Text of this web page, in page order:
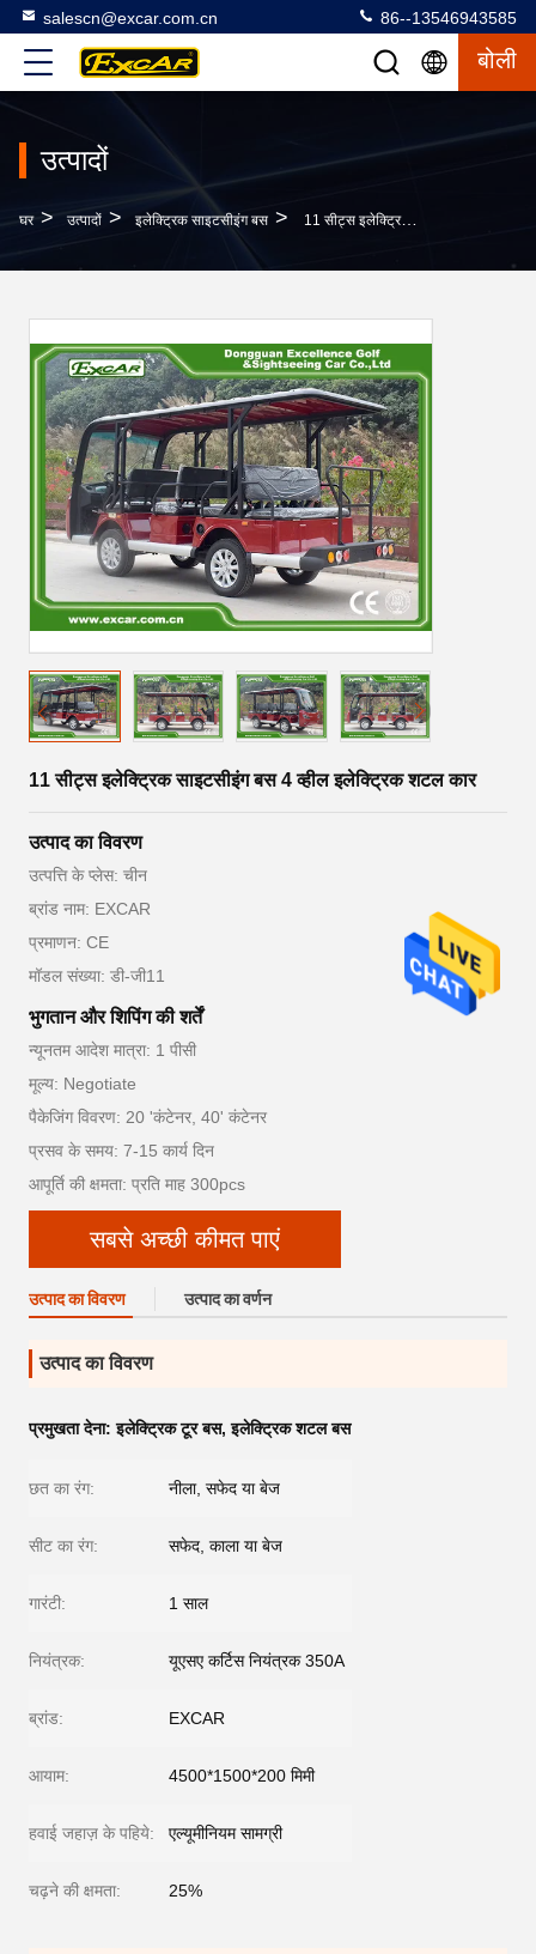
salescn@excar.com.cn 86--13546943585
बोली
उत्पादों
घर > उत्पादों > इलेक्ट्रिक साइटसीइंग बस > 11 सीट्स इलेक्ट्रिक साइटसीइंग बस 4 व्हील इलेक्ट्रिक शटल कार
11 सीट्स इलेक्ट्रिक साइटसीइंग बस 4 व्हील इलेक्ट्रिक शटल कार
उत्पाद का विवरण
उत्पत्ति के प्लेस: चीन
ब्रांड नाम: EXCAR
प्रमाणन: CE
मॉडल संख्या: डी-जी11
भुगतान और शिपिंग की शर्तें
न्यूनतम आदेश मात्रा: 1 पीसी
मूल्य: Negotiate
पैकेजिंग विवरण: 20 'कंटेनर, 40' कंटेनर
प्रसव के समय: 7-15 कार्य दिन
आपूर्ति की क्षमता: प्रति माह 300pcs
सबसे अच्छी कीमत पाएं
उत्पाद का विवरण उत्पाद का वर्णन
उत्पाद का विवरण
प्रमुखता देना:इलेक्ट्रिक टूर बस,इलेक्ट्रिक शटल बस
छत का रंग: नीला, सफेद या बेज
सीट का रंग: सफेद, काला या बेज
गारंटी: 1 साल
नियंत्रक: यूएसए कर्टिस नियंत्रक 350A
ब्रांड: EXCAR
आयाम: 4500*1500*200 मिमी
हवाई जहाज़ के पहिये: एल्यूमीनियम सामग्री
चढ़ने की क्षमता: 25%